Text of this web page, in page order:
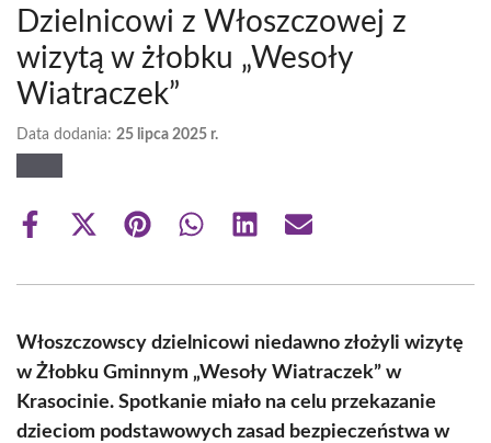
Dzielnicowi z Włoszczowej z
wizytą w żłobku „Wesoły
Wiatraczek”
Data dodania: 25 lipca 2025 r.
Share
Share
(Twitter)
Share Share Share Share
Włoszczowscy dzielnicowi niedawno złożyli wizytę
w Żłobku Gminnym „Wesoły Wiatraczek” w
Krasocinie. Spotkanie miało na celu przekazanie
dzieciom podstawowych zasad bezpieczeństwa w